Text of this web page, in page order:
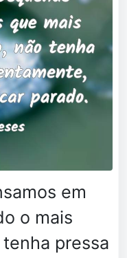
em
o mais
pressa